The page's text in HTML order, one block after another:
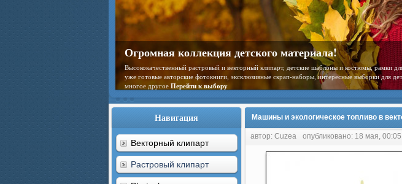
Огромная коллекция детского материала!
Высококачественный растровый и векторный клипарт, детские шаблоны и костюмы, рамки
уже готовые авторские фотокниги, эксклюзивные скрап-наборы, интересные выборки для
многое другое Перейти к выбору
Навигация
Векторный клипарт
Растровый клипарт
Машины и экологическое топливо в
автор: Cuzea опубликовано: 18 мая, 00:05